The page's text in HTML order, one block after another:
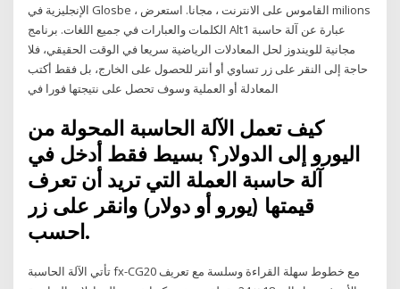
الإنجليزية في Glosbe ، القاموس على الانترنت ، مجانا. استعرض milions
الكلمات والعبارات في جميع اللغات. برنامج Alt1 عبارة عن آلة حاسبة
مجانية للويندوز لحل المعادلات الرياضية سريعا في الوقت الحقيقي، فلا
حاجة إلى النقر على زر تساوي أو أنتر للحصول على الخارج، بل فقط أكتب
المعادلة أو العملية وسوف تحصل على نتيجتها فورا في
كيف تعمل الآلة الحاسبة المحولة من
اليورو إلى الدولار؟ بسيط فقط أدخل في
آلة حاسبة العملة التي تريد أن تعرف
قيمتها (يورو أو دولار) وانقر على زر
احسب.
تأتي الآلة الحاسبة fx-CG20 مع خطوط سهلة القراءة وسلسة مع تعريف